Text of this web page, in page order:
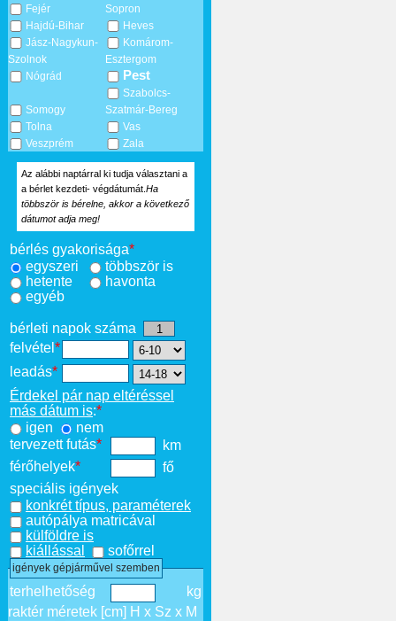
Fejér
Sopron
Hajdú-Bihar
Heves
Jász-Nagykun-
Szolnok
Komárom-
Esztergom
Nógrád
Pest
Somogy
Szabolcs-
Szatmár-Bereg
Tolna
Vas
Veszprém
Zala
Az alábbi naptárral ki tudja választani a
a bérlet kezdeti- végdátumát. Ha
többször is bérelne, akkor a következő
dátumot adja meg!
bérlés gyakorisága*
egyszeri
többször is
hetente
havonta
egyéb
bérleti napok száma
felvétel *
leadás*
Érdekel pár nap eltéréssel
más dátum is:*
igen
nem
tervezett futás*
km
férőhelyek*
fő
speciális igények
konkrét típus, paraméterek
autópálya matricával
külföldre is
kiállással
sofőrrel
igények gépjárművel szemben
terhelhetőség
kg
raktér méretek [cm] H x Sz x M